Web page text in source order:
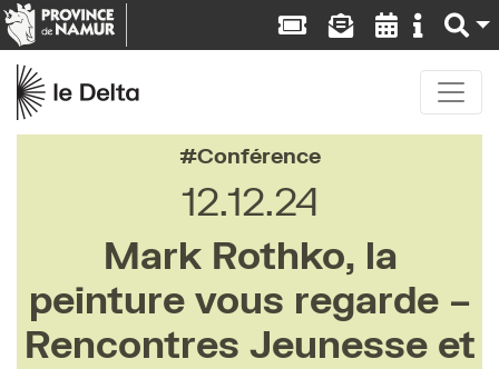
Conférence
12.12.24
Mark Rothko, la
peinture vous regarde –
Rencontres Jeunesse et